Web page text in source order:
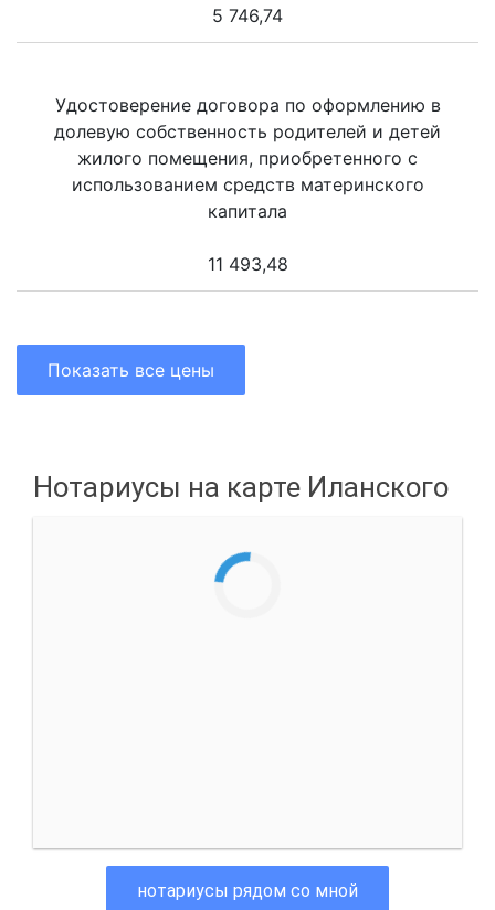
5 746,74
Удостоверение договора по оформлению в
долевую собственность родителей и детей
жилого помещения, приобретенного с
использованием средств материнского
капитала
11 493,48
Показать все цены
Нотариусы на карте Иланского
нотариусы рядом со мной